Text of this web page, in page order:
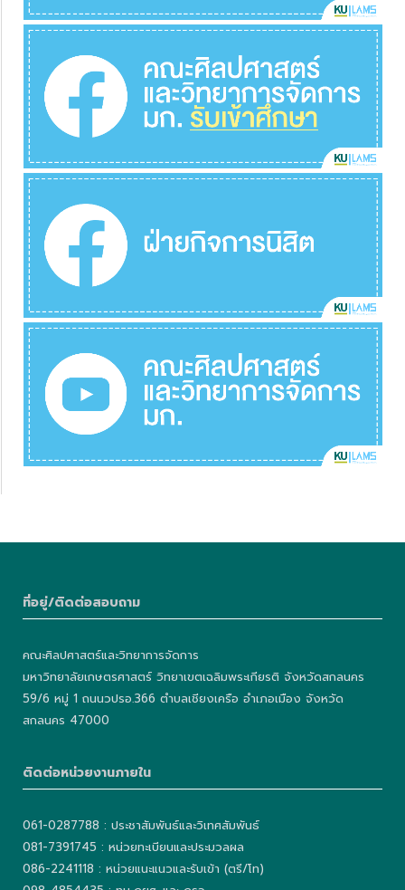
ที่อยู่/ติดต่อสอบถาม
คณะศิลปศาสตร์และวิทยาการจัดการ
มหาวิทยาลัยเกษตรศาสตร์ วิทยาเขตเฉลิมพระเกียรติ จังหวัดสกลนคร
59/6 หมู่ 1 ถนนวปรอ.366 ตำบลเชียงเครือ อำเภอเมือง จังหวัด
สกลนคร 47000
ติดต่อหน่วยงานภายใน
061-0287788 : ประชาสัมพันธ์และวิเทศสัมพันธ์
081-7391745 : หน่วยทะเบียนและประมวลผล
086-2241118 : หน่วยแนะแนวและรับเข้า (ตรี/โท)